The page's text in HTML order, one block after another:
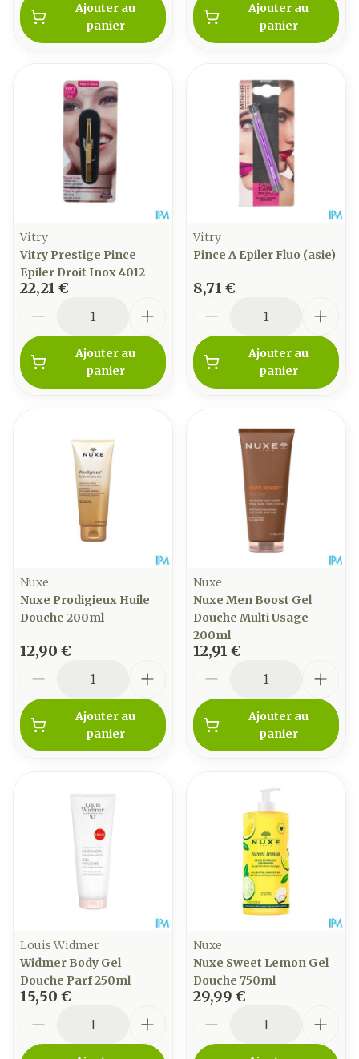
Ajouter au
panier
Ajouter au
panier
Vitry
Vitry Prestige Pince
Epiler Droit Inox 4012
22,21 €
Ajouter au
panier
Vitry
Pince A Epiler Fluo (asie)
8,71 €
Ajouter au
panier
Nuxe
Nuxe Prodigieux Huile
Douche 200ml
12,90 €
Ajouter au
panier
Nuxe
Nuxe Men Boost Gel
Douche Multi Usage
200ml
12,91 €
Ajouter au
panier
Louis Widmer
Widmer Body Gel
Douche Parf 250ml
15,50 €
Nuxe
Nuxe Sweet Lemon Gel
Douche 750ml
29,99 €